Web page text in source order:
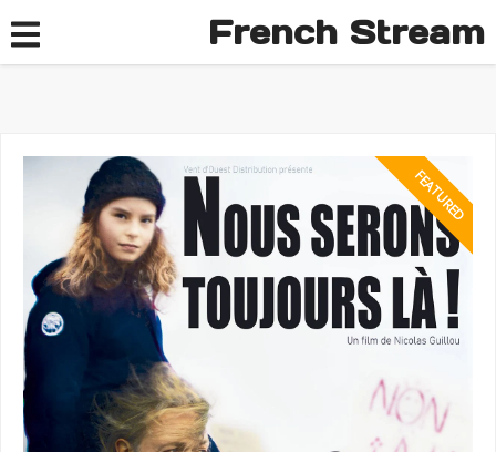
French Stream